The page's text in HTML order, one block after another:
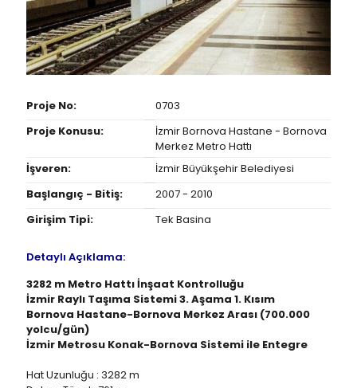
Proje No:
0703
Proje Konusu:
İzmir Bornova Hastane - Bornova
Merkez Metro Hattı
İşveren:
İzmir Büyükşehir Belediyesi
Başlangıç - Bitiş:
2007 - 2010
Girişim Tipi:
Tek Basina
Detaylı Açıklama:
3282 m Metro Hattı İnşaat Kontrolluğu
İzmir Raylı Taşıma Sistemi 3. Aşama 1. Kısım
Bornova Hastane-Bornova Merkez Arası (700.000
yolcu/gün)
İzmir Metrosu Konak-Bornova Sistemi ile Entegre
Hat Uzunluğu : 3282 m